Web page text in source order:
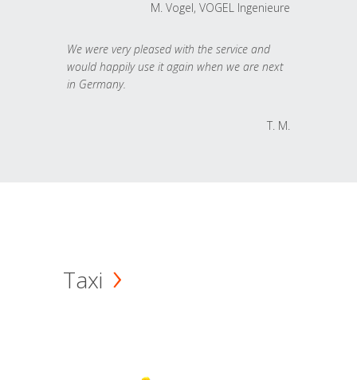
M. Vogel, VOGEL Ingenieure
We were very pleased with the service and
would happily use it again when we are next
in Germany.
T. M.
Taxi